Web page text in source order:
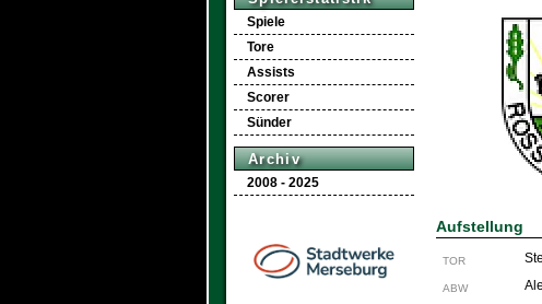
Spiele
Tore
Assists
Scorer
Sünder
Archiv
2008 - 2025
Aufstellung
TOR
ABW